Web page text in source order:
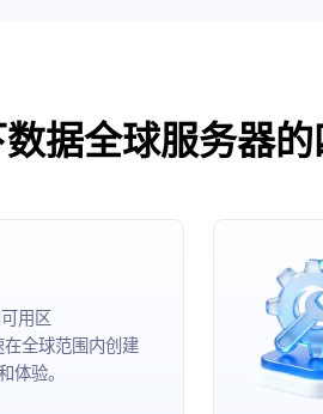
据全球服务器
用区
在全球范围内创建
验。